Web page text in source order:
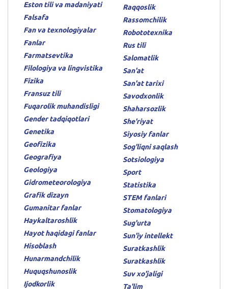
Eston tili va madaniyati
Falsafa
Fan va texnologiyalar
Fanlar
Farmatsevtika
Filologiya va lingvistika
Fizika
Fransuz tili
Fuqarolik muhandisligi
Gender tadqiqotlari
Genetika
Geofizika
Geografiya
Geologiya
Gidrometeorologiya
Grafik dizayn
Gumanitar fanlar
Haykaltaroshlik
Hayot haqidagi fanlar
Hisoblash
Hunarmandchilik
Huquqshunoslik
Ijodkorlik
Raqqoslik
Rassomchilik
Robototexnika
Rus tili
Salomatlik
San'at
San'at tarixi
Savodxonlik
Shaharsozlik
She'riyat
Siyosiy fanlar
Sog'liqni saqlash
Sotsiologiya
Sport
Statistika
STEM fanlari
Stomatologiya
Sug'urta
Sun'iy intellekt
Suratkashlik
Suratkashlik
Suv xo'jaligi
Ta'lim